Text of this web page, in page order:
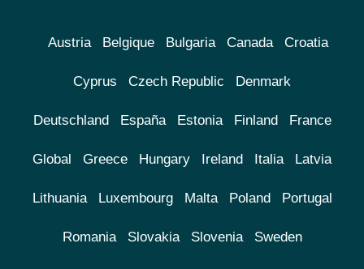
Austria Belgique Bulgaria Canada Croatia
Cyprus Czech Republic Denmark
Deutschland España Estonia Finland France
Global Greece Hungary Ireland Italia Latvia
Lithuania Luxembourg Malta Poland Portugal
Romania Slovakia Slovenia Sweden